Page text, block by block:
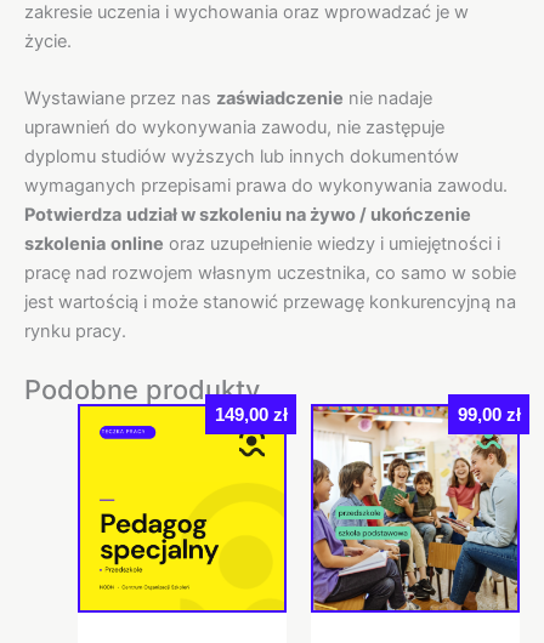
zakresie uczenia i wychowania oraz wprowadzać je w
życie.
Wystawiane przez nas zaświadczenie nie nadaje
uprawnień do wykonywania zawodu, nie zastępuje
dyplomu studiów wyższych lub innych dokumentów
wymaganych przepisami prawa do wykonywania zawodu.
Potwierdza udział w szkoleniu na żywo / ukończenie
szkolenia online oraz uzupełnienie wiedzy i umiejętności i
pracę nad rozwojem własnym uczestnika, co samo w sobie
jest wartością i może stanowić przewagę konkurencyjną na
rynku pracy.
Podobne produkty
149,00 zł 99,00 zł